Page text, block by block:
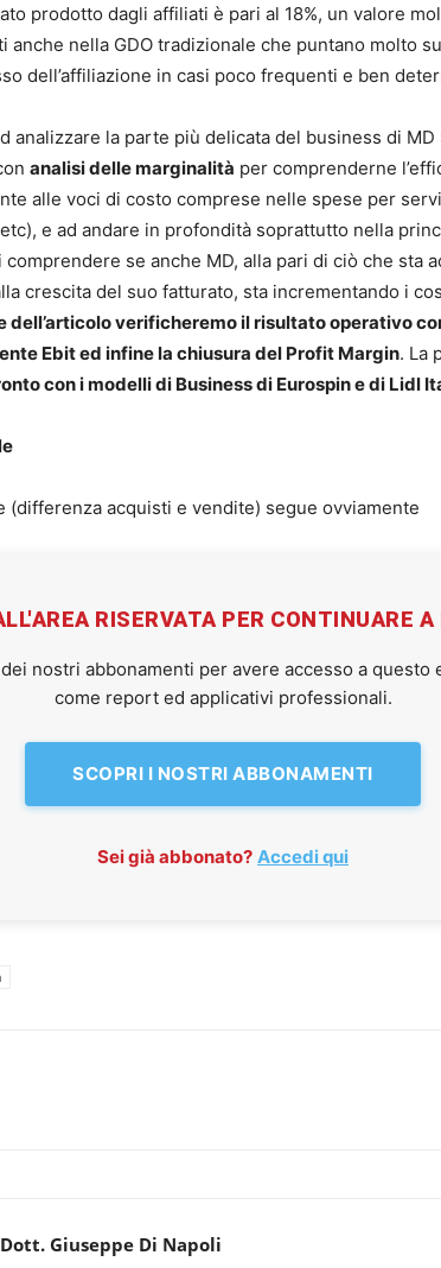
prodotto dagli affiliati è pari al 18%, un valore
anche nella GDO tradizionale che puntano molto
dell’affiliazione in casi poco frequenti e ben
analizzare la parte più delicata del business di MD
analisi delle marginalità per comprenderne
alle voci di costo comprese nelle spese per
e ad andare in profondità soprattutto nella
se anche MD, alla pari di ciò che sta
crescita del suo fatturato, sta incrementando i
dell’articolo verificheremo il risultato operativo
Ebit ed infine la chiusura del Profit Margin. La
con i modelli di Business di Eurospin e di Lidl
(differenza acquisti e vendite) segue ovviamente
RISERVATA PER CONTINUARE A
nostri abbonamenti per avere accesso a questo
come report ed applicativi professionali.
SCOPRI I NOSTRI ABBONAMENTI
Sei già abbonato? Accedi qui
Dott. Giuseppe Di Napoli